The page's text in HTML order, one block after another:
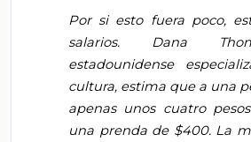
Por si esto fuera poco,
salarios. Dana
estadounidense
cultura, estima que a una
apenas unos cuatro
una prenda de $400. La